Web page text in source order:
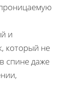
и
который не
спине даже